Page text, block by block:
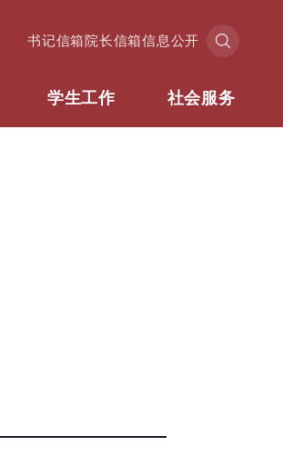
书记信箱院长信箱信息公开
学生工作 社会服务